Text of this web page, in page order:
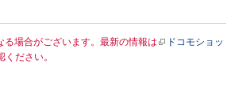
る場合がございます。最新の情報は
ドコモショッ
ください。